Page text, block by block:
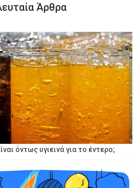
Άρθρα
όντως υγιεινά για το έντερο;